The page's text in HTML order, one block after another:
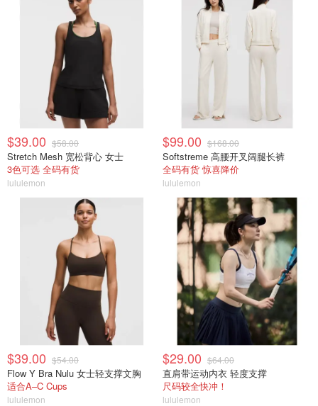
$39.00 $58.00
Stretch Mesh 宽松背心 女士
3色可选 全码有货
lululemon
$99.00 $168.00
Softstreme 高腰开叉阔腿长裤
全码有货 惊喜降价
lululemon
$39.00 $54.00
Flow Y Bra Nulu 女士轻支撑文胸
适合A–C Cups
lululemon
$29.00 $64.00
直肩带运动内衣 轻度支撑
尺码较全快冲！
lululemon